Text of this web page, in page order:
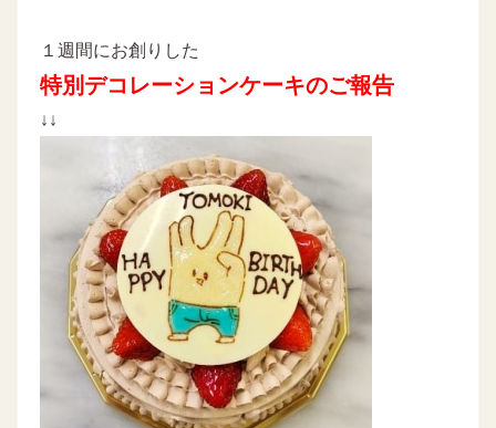
１週間にお創りした
特別デコレーションケーキのご報告
↓↓